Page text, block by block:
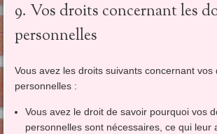
9. Vos droits concernant les
personnelles
Vous avez les droits suivants concernant vos
personnelles :
Vous avez le droit de savoir pourquoi vos
personnelles sont nécessaires, ce qui leur